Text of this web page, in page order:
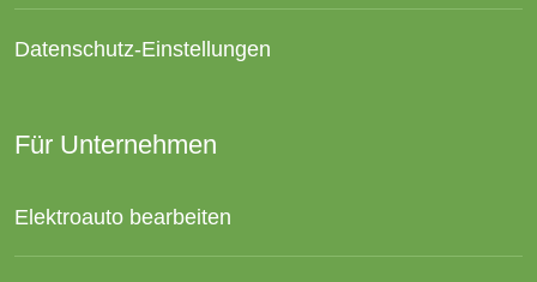
Datenschutz-Einstellungen
Für Unternehmen
Elektroauto bearbeiten